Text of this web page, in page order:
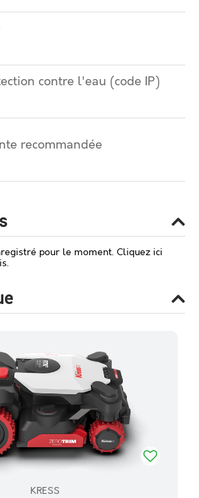
contre l'eau (code IP)
recommandée
pour le moment. Cliquez ici
KRESS